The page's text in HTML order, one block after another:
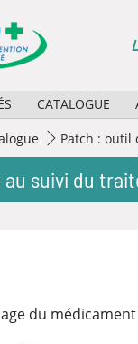
CATALOGUE
Patch :
au suivi du
du médicament